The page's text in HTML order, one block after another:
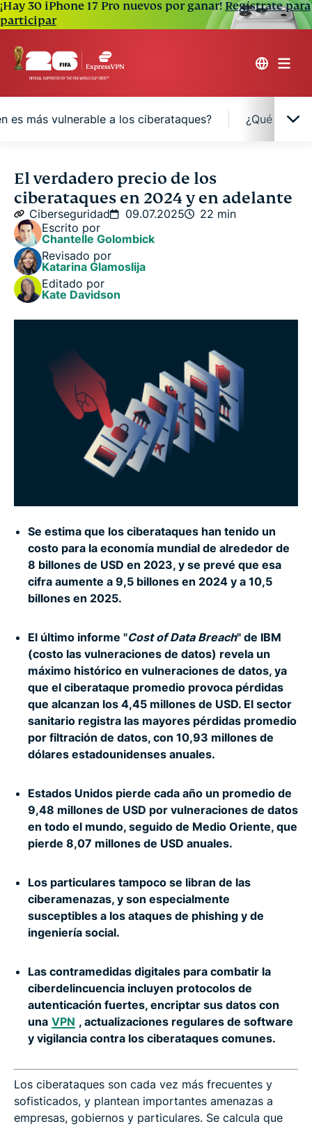
¡Hay 30 iPhone 17 Pro nuevos por ganar!Regístrate para
participar
es más vulnerable a los ciberataques? ¿Qué se
¿Cuánto podríamos perder en el futuro a causa
de los ciberataques?
La evolución de los ciberataques
6 tipos comunes de ciberataques
¿Quién es más vulnerable a los ciberataques?
¿Qué se está haciendo para combatir los
ciberataques?
Qué puede hacer para protegerse de los
ciberataques
Preguntas frecuentes sobre los ciberataques
El verdadero precio de los
ciberataques en 2024 y en adelante
Ciberseguridad 09.07.2025
22 min
Escrito por
Chantelle Golombick
Revisado por
Katarina Glamoslija
Editado por
Kate Davidson
Se estima que los ciberataques han tenido un
costo para la economía mundial de alrededor de
8 billones de USD en 2023, y se prevé que esa
cifra aumente a 9,5 billones en 2024 y a 10,5
billones en 2025.
El último informe "Cost of Data Breach" de IBM
(costo las vulneraciones de datos) revela un
máximo histórico en vulneraciones de datos, ya
que el ciberataque promedio provoca pérdidas
que alcanzan los 4,45 millones de USD. El sector
sanitario registra las mayores pérdidas promedio
por filtración de datos, con 10,93 millones de
dólares estadounidenses anuales.
Estados Unidos pierde cada año un promedio de
9,48 millones de USD por vulneraciones de datos
en todo el mundo, seguido de Medio Oriente, que
pierde 8,07 millones de USD anuales.
Los particulares tampoco se libran de las
ciberamenazas, y son especialmente
susceptibles a los ataques de phishing y de
ingeniería social.
Las contramedidas digitales para combatir la
ciberdelincuencia incluyen protocolos de
autenticación fuertes, encriptar sus datos con
una VPN , actualizaciones regulares de software
y vigilancia contra los ciberataques comunes.
Los ciberataques son cada vez más frecuentes y
sofisticados, y plantean importantes amenazas a
empresas, gobiernos y particulares. Se calcula que